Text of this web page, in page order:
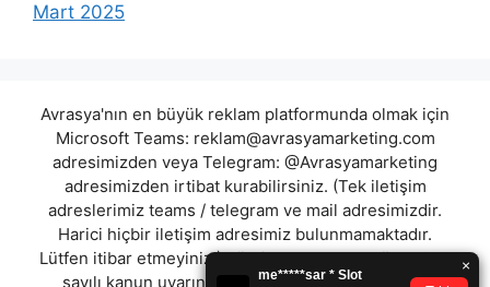
Mart 2025
Avrasya'nın en büyük reklam platformunda olmak için
Microsoft Teams: reklam@avrasyamarketing.com
adresimizden veya Telegram: @Avrasyamarketing
adresimizden irtibat kurabilirsiniz. (Tek iletişim
adreslerimiz teams / telegram ve mail adresimizdir.
Harici hiçbir iletişim adresimiz bulunmamaktadır.
Lütfen itibar etmeyiniz.) Türkiye yasalarına göre 7258
sayılı kanun uyarınca yasa dışı bahis oynamanın